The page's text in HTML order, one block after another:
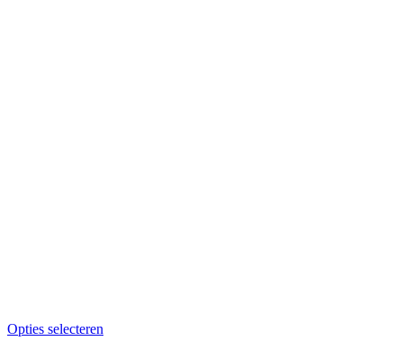
Opties selecteren